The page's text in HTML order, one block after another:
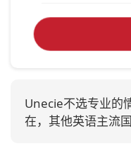
Unecie不选专业的
在，其他英语主流